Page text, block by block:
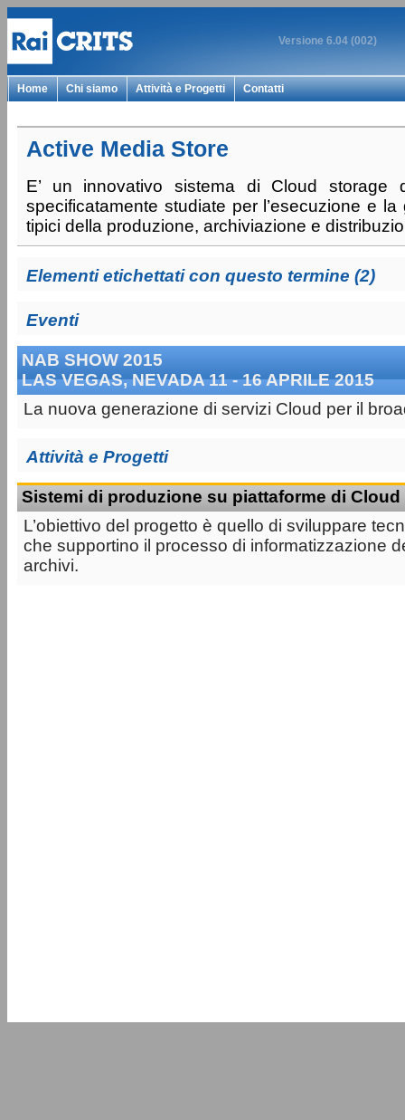
Versione 6.04 (002)
Home Chi siamo Attività e Progetti Contatti
Active Media Store
E’ un innovativo sistema di Cloud storage
specificatamente studiate per l’esecuzione e
tipici della produzione, archiviazione e
Elementi etichettati con questo termine (2)
Eventi
NAB SHOW 2015
LAS VEGAS, NEVADA 11 - 16 APRILE 2015
La nuova generazione di servizi Cloud per il
Attività e Progetti
Sistemi di produzione su piattaforme di Cloud
L’obiettivo del progetto è quello di sviluppare
che supportino il processo di informatizzazione
archivi.